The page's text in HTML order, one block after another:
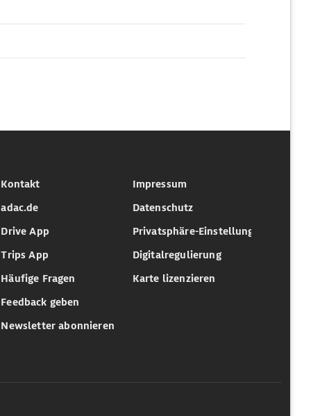
Kontakt
adac.de
Drive App
Trips App
Häufige Fragen
Feedback geben
Newsletter abonnieren
Impressum
Datenschutz
Privatsphäre-Einstellungen
Digitalregulierung
Karte lizenzieren